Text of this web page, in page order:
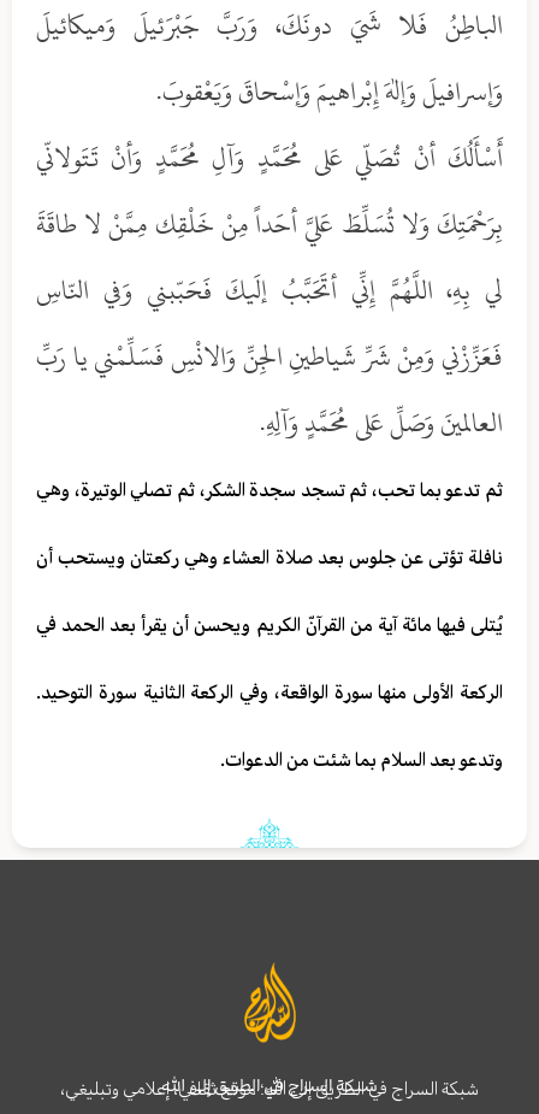
الباطِنُ فَلا شَيَ دونَكَ، وَرَبَّ جَبْرَئيلَ وَميكائيلَ
وَإسرافيلَ وَإلهَ إِبْراهيمَ وَإسْحاقَ وَيَعْقوبَ.
أَسْأَلُكَ أنْ تُصَلّي عَلى مُحَمَّدٍ وَآلِ مُحَمَّدٍ وَأنْ تَتَولانّي
بِرَحْمَتِكَ وَلا تُسَلِّطَ عَليَّ أحَداً مِنْ خَلْقِك مِمَّنْ لا طاقَةَ
لي بِهِ، اللَّهُمَّ إِنِّي أتَحَبَّبُ إلَيكَ فَحَبّبني وَفي النّاسِ
فَعَزِّزْني وَمِنْ شَرِّ شَياطينِ الجِنِّ وَالانْسِ فَسَلِّمْني يا رَبِّ
العالمينَ وَصَلِّ عَلى مُحَمَّدٍ وَآلِهِ.
ثم تدعو بما تحب، ثم تسجد سجدة الشكر، ثم تصلي الوتيرة، وهي
نافلة تؤتى عن جلوس بعد صلاة العشاء وهي ركعتان ويستحب أن
يُتلى فيها مائة آية من القرآنّ الكريم ويحسن أن يقرأ بعد الحمد في
الركعة الأولى منها سورة الواقعة، وفي الركعة الثانية سورة التوحيد.
وتدعو بعد السلام بما شئت من الدعوات.
شبكة السراج في الطريق إلى الله
شبكة السراج في الطريق إلى الله؛ موقع ثقافي، إعلامي وتبليغي،